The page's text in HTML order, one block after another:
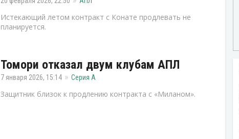
Истекающий летом контракт с Конате продлевать не
планируется.
Томори отказал двум клубам АПЛ
7 января 2026, 15:14 Серия А
Защитник близок к продлению контракта с «Миланом».